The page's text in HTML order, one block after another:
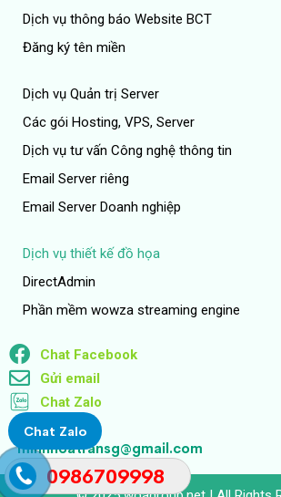
Dịch vụ thông báo Website BCT
Đăng ký tên miền
Dịch vụ Quản trị Server
Các gói Hosting, VPS, Server
Dịch vụ tư vấn Công nghệ thông tin
Email Server riêng
Email Server Doanh nghiệp
Dịch vụ thiết kế đồ họa
DirectAdmin
Phần mềm wowza streaming engine
Chat Facebook
Gửi email
Chat Zalo
minhhoatransg@gmail.com
Chat Zalo
0986709998